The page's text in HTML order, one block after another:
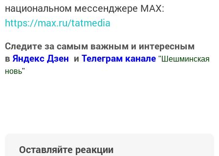
национальном мессенджере MАХ:
https://max.ru/tatmedia
Следите за самым важным и интересным
в Яндекс Дзен и Телеграм канале " Шешминская
новь"
Оставляйте реакции